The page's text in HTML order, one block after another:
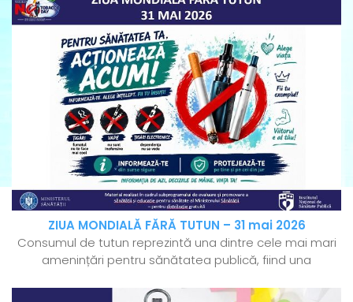
ZIUA MONDIALĂ FĂRĂ TUTUN – 31 mai 2026
Consumul de tutun reprezintă una dintre cele mai mari
amenințări pentru sănătatea publică, fiind una